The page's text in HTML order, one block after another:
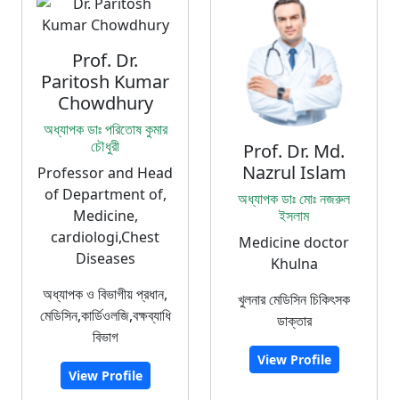
Prof. Dr.
Paritosh Kumar
Chowdhury
অধ্যাপক ডাঃ পরিতোষ কুমার
চৌধুরী
Professor and Head
of Department of,
Medicine,
cardiologi,Chest
Diseases
অধ্যাপক ও বিভাগীয় প্রধান,
মেডিসিন,কার্ডিওলজি,বক্ষব্যাধি
বিভাগ
View Profile
Prof. Dr. Md.
Nazrul Islam
অধ্যাপক ডাঃ মোঃ নজরুল
ইসলাম
Medicine doctor
Khulna
খুলনার মেডিসিন চিকিৎসক
ডাক্তার
View Profile